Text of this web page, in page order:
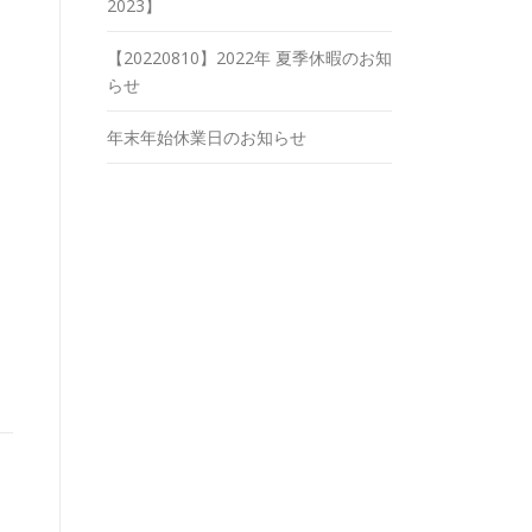
2023】
【20220810】2022年 夏季休暇のお知
らせ
年末年始休業日のお知らせ